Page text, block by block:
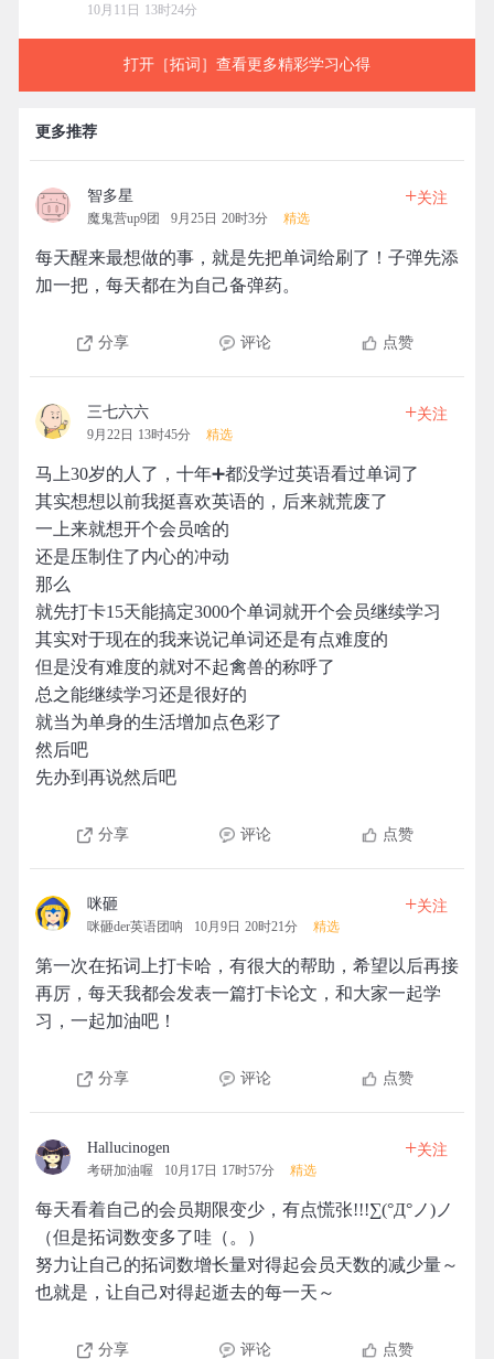
10月11日 13时24分
打开［拓词］查看更多精彩学习心得
更多推荐
智多星
魔鬼营up9团 9月25日 20时3分 精选
+关注
每天醒来最想做的事，就是先把单词给刷了！子弹先添
加一把，每天都在为自己备弹药。
分享 评论 点赞
三七六六
9月22日 13时45分 精选
+关注
马上30岁的人了，十年➕都没学过英语看过单词了
其实想想以前我挺喜欢英语的，后来就荒废了
一上来就想开个会员啥的
还是压制住了内心的冲动
那么
就先打卡15天能搞定3000个单词就开个会员继续学习
其实对于现在的我来说记单词还是有点难度的
但是没有难度的就对不起禽兽的称呼了
总之能继续学习还是很好的
就当为单身的生活增加点色彩了
然后吧
先办到再说然后吧
分享 评论 点赞
咪砸
咪砸der英语团呐 10月9日 20时21分 精选
+关注
第一次在拓词上打卡哈，有很大的帮助，希望以后再接
再厉，每天我都会发表一篇打卡论文，和大家一起学
习，一起加油吧！
分享 评论 点赞
Hallucinogen
考研加油喔 10月17日 17时57分 精选
+关注
每天看着自己的会员期限变少，有点慌张!!!∑(°Д°ノ)ノ
（但是拓词数变多了哇（。）
努力让自己的拓词数增长量对得起会员天数的减少量～
也就是，让自己对得起逝去的每一天～
分享 评论 点赞